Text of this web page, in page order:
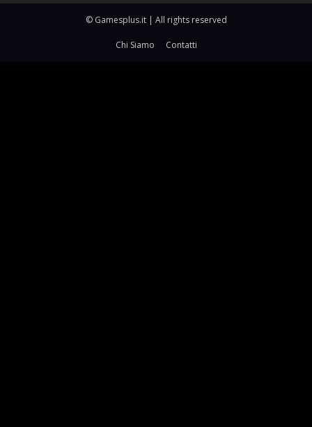
© Gamesplus.it | All rights reserved
Chi Siamo Contatti